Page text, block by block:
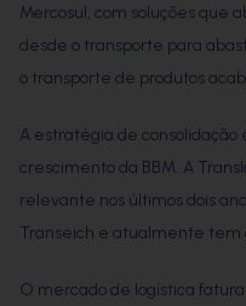
Mercosul, com soluções que
desde o transporte para
o transporte de produtos
A estratégia de
crescimento da BBM. A
relevante nos últimos dois
Transeich e atualmente tem
O mercado de logística fatura